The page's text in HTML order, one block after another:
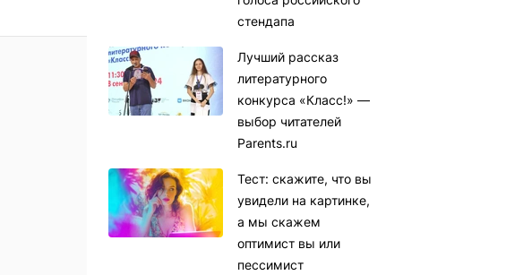
стендапа
Лучший рассказ
литературного
конкурса «Класс!» —
выбор читателей
Parents.ru
Тест: скажите, что вы
увидели на картинке,
а мы скажем
оптимист вы или
пессимист